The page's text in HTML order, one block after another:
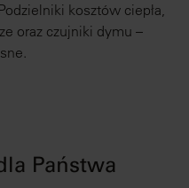
kosztów ciepła,
oraz czujniki dymu –
Państwa